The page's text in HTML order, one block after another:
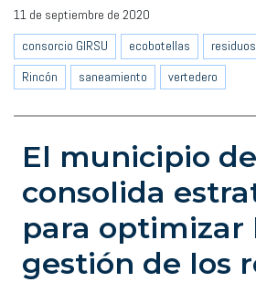
11 de septiembre de 2020
consorcio GIRSU
ecobotellas
Rincón
saneamiento vertedero
El municipio
consolida
para optimizar
gestión de los